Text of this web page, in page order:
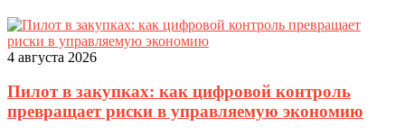
4 августа 2026
Пилот в закупках: как цифровой контроль
превращает риски в управляемую экономию